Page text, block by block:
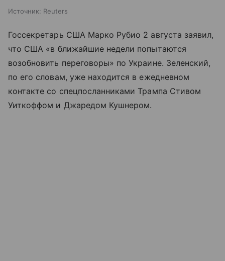
Источник: Reuters
Госсекретарь США Марко Рубио 2 августа заявил,
что США «в ближайшие недели попытаются
возобновить переговоры» по Украине. Зеленский,
по его словам, уже находится в ежедневном
контакте со спецпосланниками Трампа Стивом
Уиткоффом и Джаредом Кушнером.